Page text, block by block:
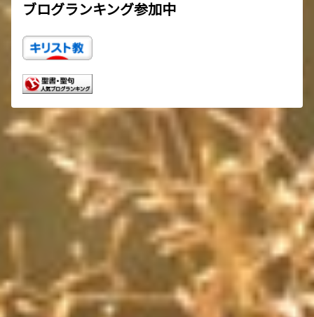
ブログランキング参加中